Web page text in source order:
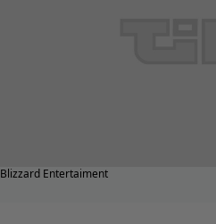
Blizzard Entertaiment